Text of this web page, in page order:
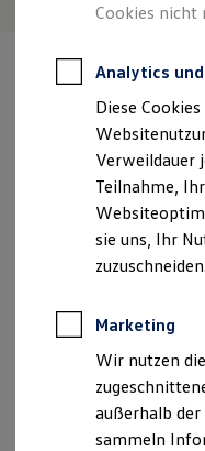
Finanzierung
Kfz-
Garantien
Behörden
Anpfiff zum
Elektroautos
ID.
Reichweite
Verantwortlich für die
Ursula Ott Inh. Karl-Heinz
Rheinstraße 23,
Montag -
Samstag
Cookies
Analytics
Diese
Verweildauer
Teilnahme,
sie uns, Ihr
zuzuschneiden.
Marketing
Wir nutzen
außerhalb
sammeln